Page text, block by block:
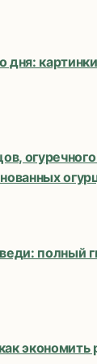
дня:
полный
экономить